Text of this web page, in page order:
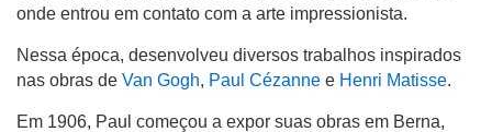
onde entrou em contato com a arte impressionista.
Nessa época, desenvolveu diversos trabalhos inspirados
nas obras de Van Gogh, Paul Cézanne e Henri Matisse.
Em 1906, Paul começou a expor suas obras em Berna,